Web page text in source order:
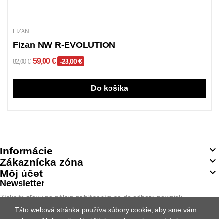
FIZAN
Fizan NW R-EVOLUTION
82,00 € 59,00 € -23,00 €
Do košíka
Informácie 
Zákaznícka zóna 
Môj účet 
Newsletter
Získajte zľavu na nákup prihlásením sa do odberu noviniek.
Táto webová stránka používa súbory cookie, aby sme vám